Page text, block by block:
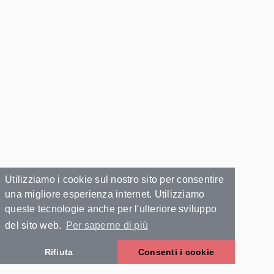
Utilizziamo i cookie sul nostro sito per consentire
una migliore esperienza internet. Utilizziamo
queste tecnologie anche per l'ulteriore sviluppo
del sito web.
Per saperne di più
Rifiuta Consenti i cookie